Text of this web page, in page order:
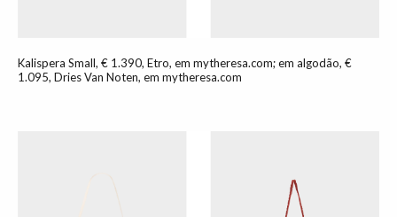
Kalispera Small, € 1.390, Etro, em mytheresa.com; em algodão, €
1.095, Dries Van Noten, em mytheresa.com